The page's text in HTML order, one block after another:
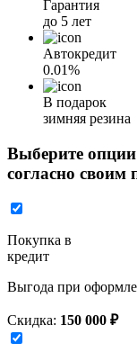
Гарантия
до 5 лет
Автокредит
0.01%
В подарок
зимняя резина
Выберите
согласно своим
Покупка в
кредит
Выгода при
Скидка: 150 000 ₽